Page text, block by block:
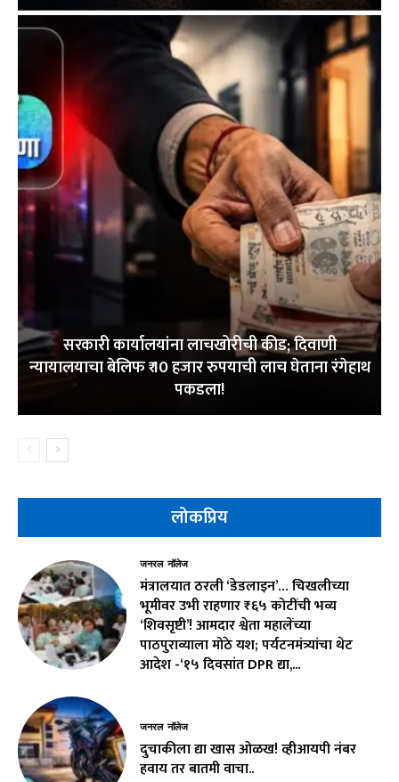
सरकारी कार्यालयांना लाचखोरीची कीड; दिवाणी
न्यायालयाचा बेलिफ ₹ 10 हजार रुपयाची लाच घेताना रंगेहाथ
पकडला!
लोकप्रिय
जनरल नॉलेज
मंत्रालयात ठरली ‘डेडलाइन’… चिखलीच्या
भूमीवर उभी राहणार ₹६५ कोटींची भव्य
‘शिवसृष्टी’! आमदार श्वेता महालेंच्या
पाठपुराव्याला मोठे यश; पर्यटनमंत्र्यांचा थेट
आदेश -‘१५ दिवसांत DPR द्या,...
जनरल नॉलेज
दुचाकीला द्या खास ओळख! व्हीआयपी नंबर
हवाय तर बातमी वाचा..